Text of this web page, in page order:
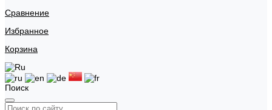
Сравнение
Избранное
Корзина
Поиск